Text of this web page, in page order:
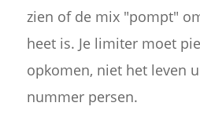
zien of de mix "pompt"
heet is. Je limiter moet
opkomen, niet het leven
nummer persen.